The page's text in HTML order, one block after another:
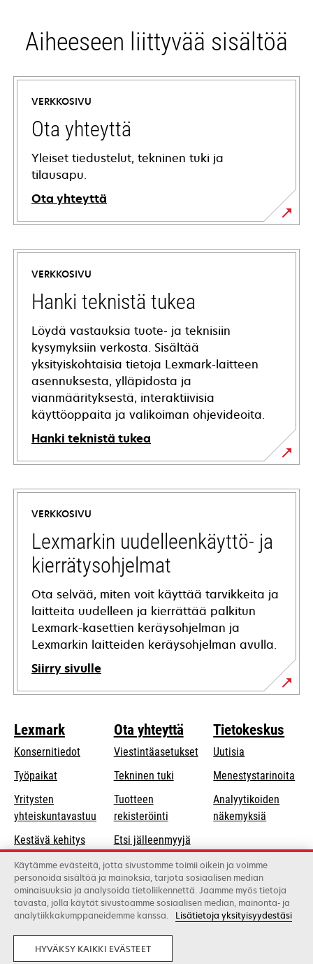
Aiheeseen liittyvää sisältöä
VERKKOSIVU
Ota yhteyttä
Yleiset tiedustelut, tekninen tuki ja
tilausapu.
Ota yhteyttä
VERKKOSIVU
Hanki teknistä tukea
Löydä vastauksia tuote- ja teknisiin
kysymyksiin verkosta. Sisältää
yksityiskohtaisia tietoja Lexmark-laitteen
asennuksesta, ylläpidosta ja
vianmäärityksestä, interaktiivisia
käyttöoppaita ja valikoiman ohjevideoita.
Hanki teknistä tukea
opens
in
new
tab
VERKKOSIVU
Lexmarkin uudelleenkäyttö- ja
kierrätysohjelmat
Ota selvää, miten voit käyttää tarvikkeita ja
laitteita uudelleen ja kierrättää palkitun
Lexmark-kasettien keräysohjelman ja
Lexmarkin laitteiden keräysohjelman avulla.
Siirry sivulle
Lexmark
Konsernitiedot
Työpaikat
Yritysten
yhteiskuntavastuu opens
a
new
tab
Kestävä kehitys
Lexmarkin
kumppanit
Ota yhteyttä
Viestintäasetukset
Tekninen tukiopens
tab
Tuotteen
rekisteröinti
Etsi jälleenmyyjä
Luettelo
tukkukauppiaista
Tietokeskus
Uutisia
Menestystarinoita
Analyytikoiden
näkemyksiä
Lexmark International, Inc., Xeroxin yritys
©2026 Kaikki oikeudet pidätetään.
Laillinen Yksityisyys
Käytämme evästeitä, jotta sivustomme toimii oikein ja voimme
personoida sisältöä ja mainoksia, tarjota sosiaalisen median
ominaisuuksia ja analysoida tietoliikennettä. Jaamme myös tietoja
tavasta, jolla käytät sivustoamme sosiaalisen median, mainonta- ja
analytiikkakumppaneidemme kanssa.
Lisätietoja yksityisyydestäsi
HYVÄKSY KAIKKI EVÄSTEET